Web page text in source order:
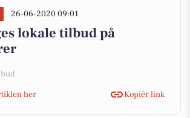
26-06-2020 09:01
lokale tilbud på
her
Kopiér link